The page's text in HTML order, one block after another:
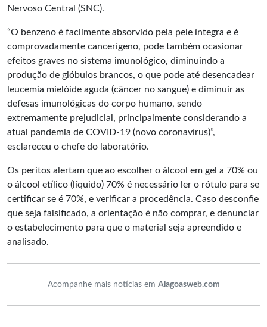
Nervoso Central (SNC).
“O benzeno é facilmente absorvido pela pele íntegra e é
comprovadamente cancerígeno, pode também ocasionar
efeitos graves no sistema imunológico, diminuindo a
produção de glóbulos brancos, o que pode até desencadear
leucemia mielóide aguda (câncer no sangue) e diminuir as
defesas imunológicas do corpo humano, sendo
extremamente prejudicial, principalmente considerando a
atual pandemia de COVID-19 (novo coronavírus)”,
esclareceu o chefe do laboratório.
Os peritos alertam que ao escolher o álcool em gel a 70% ou
o álcool etílico (líquido) 70% é necessário ler o rótulo para se
certificar se é 70%, e verificar a procedência. Caso desconfie
que seja falsificado, a orientação é não comprar, e denunciar
o estabelecimento para que o material seja apreendido e
analisado.
Acompanhe mais notícias em Alagoasweb.com